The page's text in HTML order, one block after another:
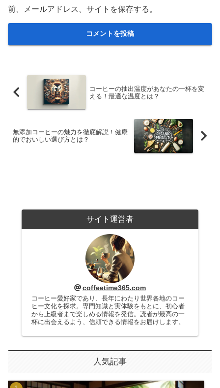
前、メールアドレス、サイトを保存する。
コーヒーの抽出温度があなたの一杯を変
える！最適な温度とは？
無添加コーヒーの魅力を徹底解説！健康
的でおいしい選び方とは？
サイト運営者
coffeetime365.com
コーヒー愛好家であり、長年にわたり世界各地のコー
ヒー文化を探求。専門知識と実体験をもとに、初心者
から上級者まで楽しめる情報を発信。読者が最高の一
杯に出会えるよう、信頼できる情報をお届けします。
人気記事